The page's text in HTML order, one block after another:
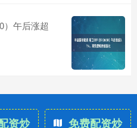
）午后涨超
资炒 免费配资炒